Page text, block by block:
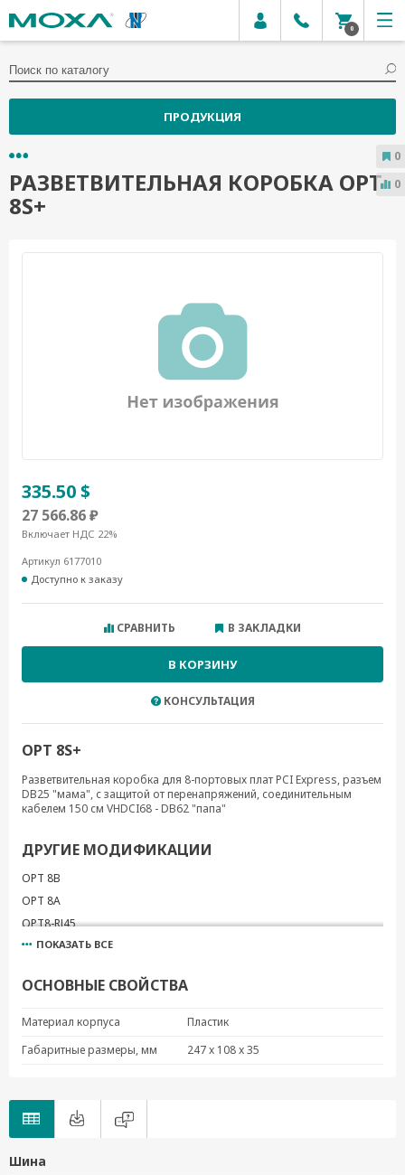
0
ПРОДУКЦИЯ
РАЗВЕТВИТЕЛЬНАЯ КОРОБКА OPT
8S+
335.50 $
27 566.86 ₽
Включает НДС 22%
Артикул 6177010
Доступно к заказу
СРАВНИТЬ В ЗАКЛАДКИ
В КОРЗИНУ
КОНСУЛЬТАЦИЯ
OPT 8S+
Разветвительная коробка для 8-портовых плат PCI Express, разъем
DB25 "мама", с защитой от перенапряжений, соединительным
кабелем 150 см VHDCI68 - DB62 "папа"
ДРУГИЕ МОДИФИКАЦИИ
OPT 8B
OPT 8A
OPT8-RJ45
OPT8-M9
OPT 8B+
CBL-M68M62-150
CBL-M68F62-150
CBL-M62F62-150
ПОКАЗАТЬ ВСЕ
ОСНОВНЫЕ СВОЙСТВА
Материал корпуса
Пластик
Габаритные размеры, мм
247 x 108 x 35
Шина
0
0